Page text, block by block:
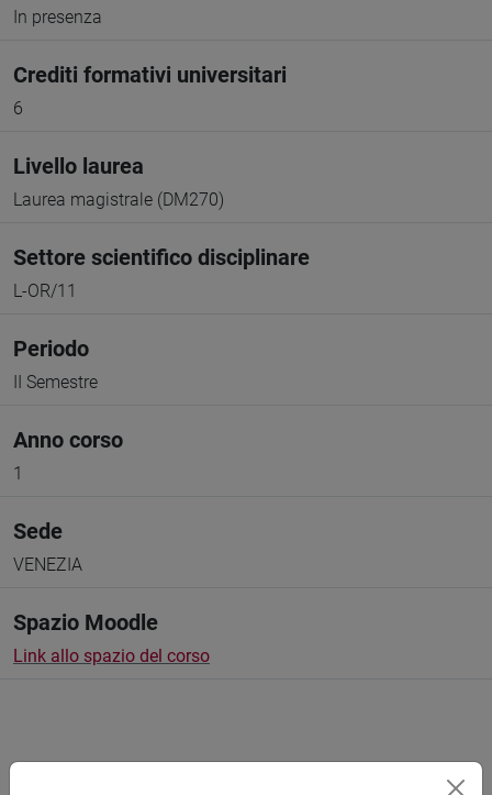
In presenza
Crediti formativi universitari
6
Livello laurea
Laurea magistrale (DM270)
Settore scientifico disciplinare
L-OR/11
Periodo
II Semestre
Anno corso
1
Sede
VENEZIA
Spazio Moodle
Link allo spazio del corso